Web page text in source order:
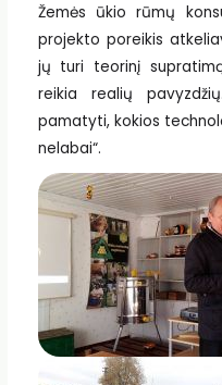
Žemės ūkio rūmų
projekto poreikis
jų turi teorinį
reikia realių
pamatyti, kokios
nelabai“.